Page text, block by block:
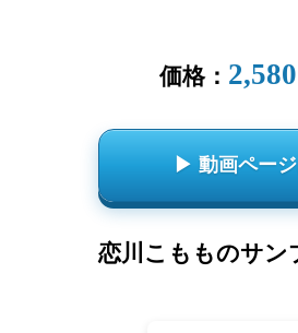
価格：
▶ 動画ペー
恋川こもものサン